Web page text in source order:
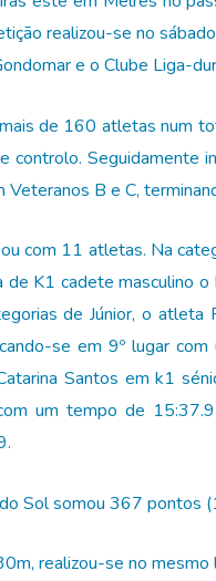
realizou-se no
e o Clube Liga-
de 160 atletas num
Seguidamente
B e C,
com 11 atletas. Na
K1 cadete masculino
de Júnior, o atleta
se em 9º lugar
Santos em k1
um tempo de
Sol somou 367 pontos
realizou-se no mesmo